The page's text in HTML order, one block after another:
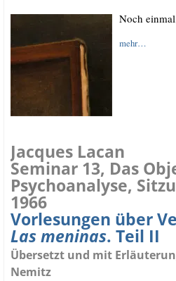
Noch
mehr…
Jacques Lacan
Seminar 13, Das
Psychoanalyse,
1966
Vorlesungen über
Las meninas. Teil II
Übersetzt und mit
Nemitz